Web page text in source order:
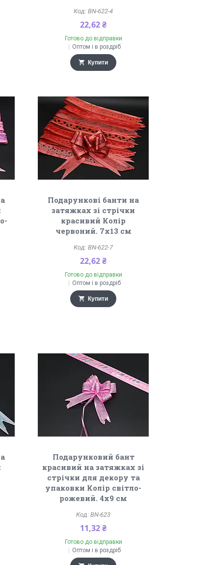
BN-622-4
22,62 ₴
Готово до відправки
Оптом і в роздріб
Купити
Подарункові банти на
затяжках зі стрічки
красивий Колір
червоний. 7х13 см
BN-622-7
22,62 ₴
Готово до відправки
Оптом і в роздріб
Купити
Подарунковий бант
красивий на затяжках зі
стрічки для декору та
упаковки Колір світло-
рожевий. 4х9 см
BN-623
11,32 ₴
Готово до відправки
Оптом і в роздріб